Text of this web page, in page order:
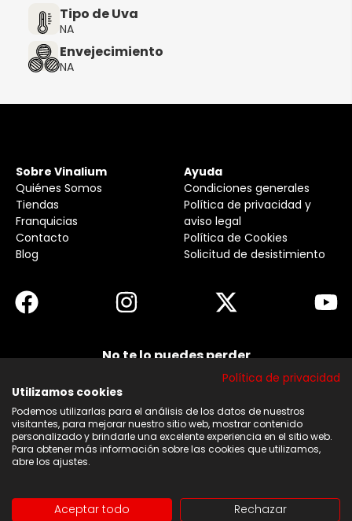
Tipo de Uva
NA
Envejecimiento
NA
Sobre Vinalium
Quiénes Somos
Tiendas
Franquicias
Contacto
Blog
Ayuda
Condiciones generales
Política de privacidad y
aviso legal
Política de Cookies
Solicitud de desistimiento
No te lo puedes perder
ninguna de nuestras noticias, ofertas y
Acepto los términos y condiciones
Política de privacidad
Utilizamos cookies
Podemos utilizarlas para el análisis de los datos de nuestros
visitantes, para mejorar nuestro sitio web, mostrar contenido
personalizado y brindarle una excelente experiencia en el sitio web.
Para obtener más información sobre las cookies que utilizamos,
abre los ajustes.
Aceptar todo Rechazar